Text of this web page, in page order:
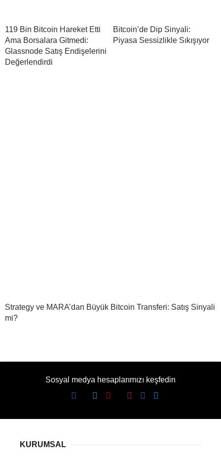
119 Bin Bitcoin Hareket Etti
Ama Borsalara Gitmedi:
Glassnode Satış Endişelerini
Değerlendirdi
Bitcoin’de Dip Sinyali:
Piyasa Sessizlikle Sıkışıyor
Strategy ve MARA’dan Büyük Bitcoin Transferi: Satış Sinyali
mi?
Sosyal medya hesaplarımızı keşfedin
KURUMSAL